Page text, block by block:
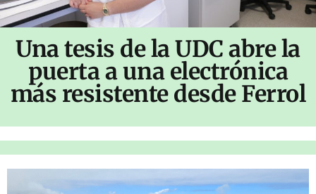
Una tesis de la UDC abre la
puerta a una electrónica
más resistente desde Ferrol